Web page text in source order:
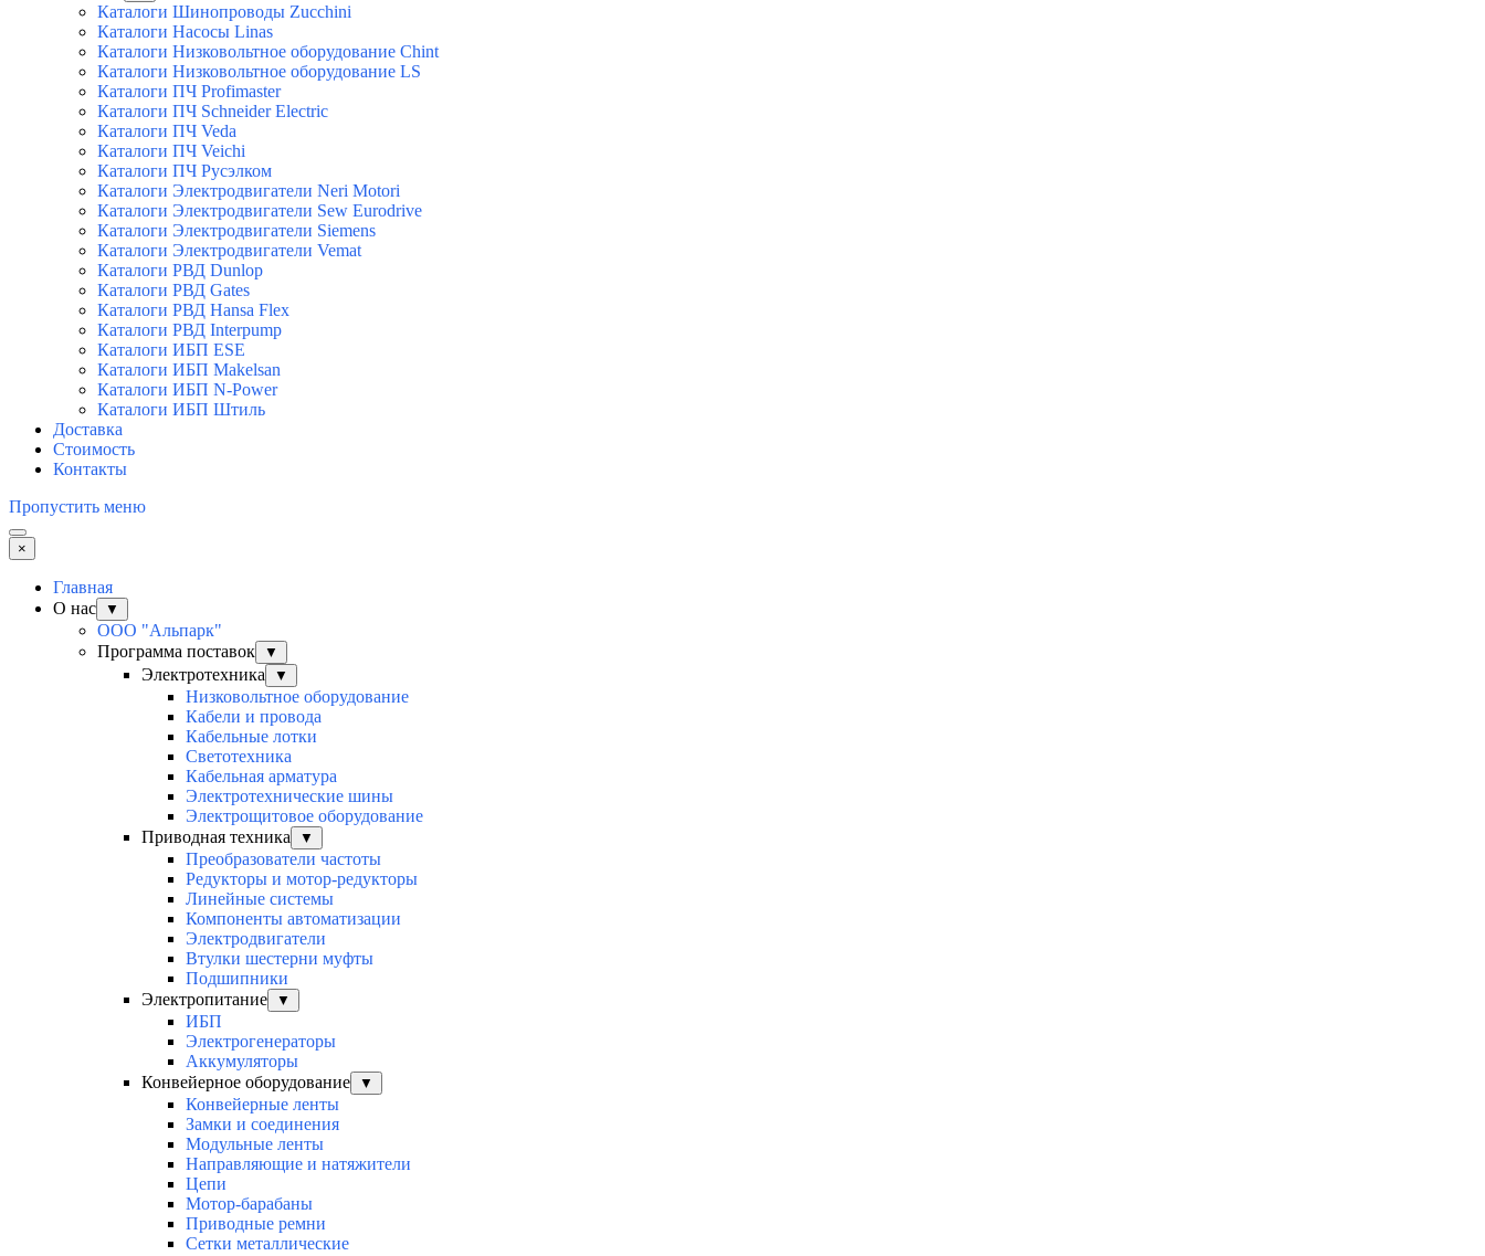
Каталоги Шинопроводы Zucchini
Каталоги Насосы Linas
Каталоги Низковольтное оборудование Chint
Каталоги Низковольтное оборудование LS
Каталоги ПЧ Profimaster
Каталоги ПЧ Schneider Electric
Каталоги ПЧ Veda
Каталоги ПЧ Veichi
Каталоги ПЧ Русэлком
Каталоги Электродвигатели Neri Motori
Каталоги Электродвигатели Sew Eurodrive
Каталоги Электродвигатели Siemens
Каталоги Электродвигатели Vemat
Каталоги РВД Dunlop
Каталоги РВД Gates
Каталоги РВД Hansa Flex
Каталоги РВД Interpump
Каталоги ИБП ESE
Каталоги ИБП Makelsan
Каталоги ИБП N-Power
Каталоги ИБП Штиль
Доставка
Стоимость
Контакты
Пропустить меню
×
Главная
О нас
▼
ООО "Альпарк"
Программа поставок
▼
Электротехника ▼
Низковольтное оборудование
Кабели и провода
Кабельные лотки
Светотехника
Кабельная арматура
Электротехнические шины
Электрощитовое оборудование
Приводная техника
▼
Преобразователи частоты
Редукторы и мотор-редукторы
Линейные системы
Компоненты автоматизации
Электродвигатели
Втулки шестерни муфты
Подшипники
Электропитание
▼
ИБП
Электрогенераторы
Аккумуляторы
Конвейерное оборудование
▼
Конвейерные ленты
Замки и соединения
Модульные ленты
Направляющие и натяжители
Цепи
Мотор-барабаны
Приводные ремни
Сетки металлические